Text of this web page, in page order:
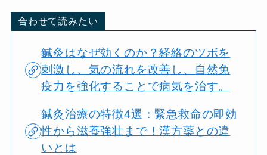
合わせて読みたい
鍼灸はなぜ効くのか？経絡のツボを
刺激し、気の流れを改善し、自然免
疫力を強化することで病気を治す。
鍼灸治療の特徴4選：緊急救命の即効
性から滋養強壮まで！漢方薬との違
いとは